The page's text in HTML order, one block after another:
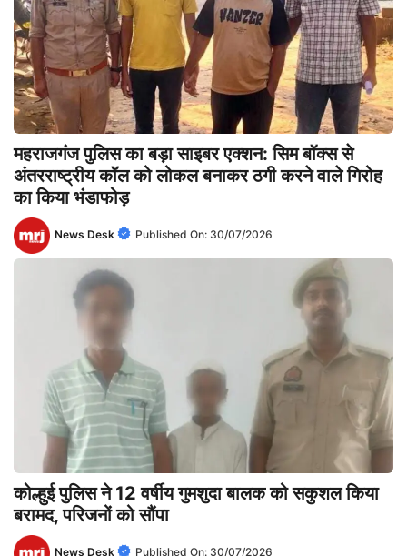
महराजगंज पुलिस का बड़ा साइबर एक्शन: सिम बॉक्स से
अंतरराष्ट्रीय कॉल को लोकल बनाकर ठगी करने वाले गिरोह
का किया भंडाफोड़
News Desk Published On: 30/07/2026
कोल्हुई पुलिस ने 12 वर्षीय गुमशुदा बालक को सकुशल किया
बरामद, परिजनों को सौंपा
News Desk Published On: 30/07/2026